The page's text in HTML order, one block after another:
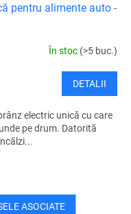
pentru alimente auto -
În stoc (>5 buc.)
DETALII
electric unică cu care
pe drum. Datorită
ASOCIATE